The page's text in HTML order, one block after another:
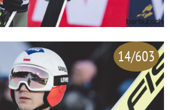
14/603